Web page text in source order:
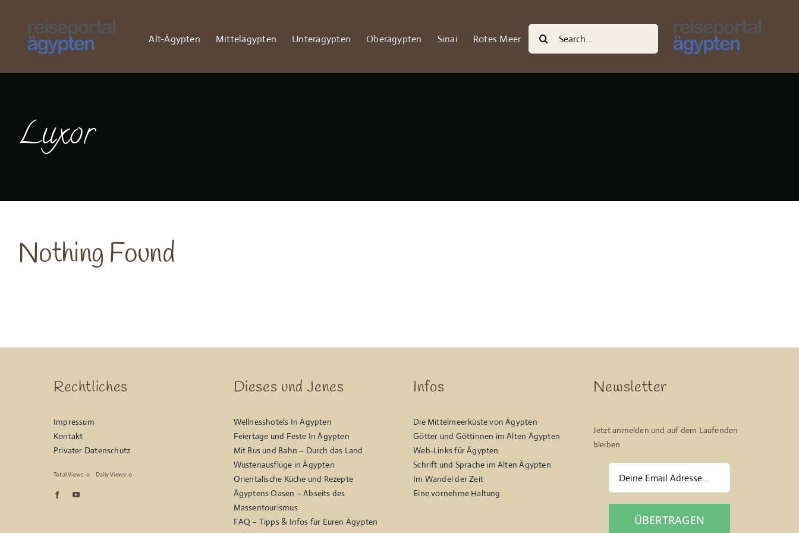
springen
Alt-Ägypten Mittelägypten Unterägypten Oberägypten Sinai Rotes Meer
Suche
nach:
Luxor
Nothing Found
Rechtliches
Impressum
Kontakt
Privater Datenschutz
Total Views: 0 Daily Views: 0
Dieses und Jenes
Wellnesshotels In Ägypten
Feiertage und Feste In Ägypten
Mit Bus und Bahn – Durch das Land
Wüstenausflüge in Ägypten
Orientalische Küche und Rezepte
Ägyptens Oasen – Abseits des
Massentourismus
FAQ – Tipps & Infos für Euren Ägypten
Infos
Die Mittelmeerküste von Ägypten
Götter und Göttinnen im Alten Ägypten
Web-Links für Ägypten
Schrift und Sprache im Alten Ägypten
Im Wandel der Zeit
Eine vornehme Haltung
Newsletter
Jetzt anmelden und auf dem Laufenden
bleiben
ÜBERTRAGEN